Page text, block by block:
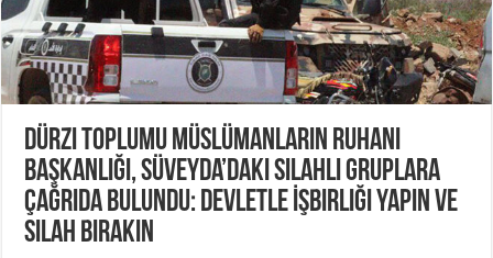
Dürzi Toplumu Müslümanların Ruhani
Başkanlığı, Süveyda’daki Silahlı Gruplara
Çağrıda Bulundu: Devletle İşbirliği Yapın ve
Silah Bırakın